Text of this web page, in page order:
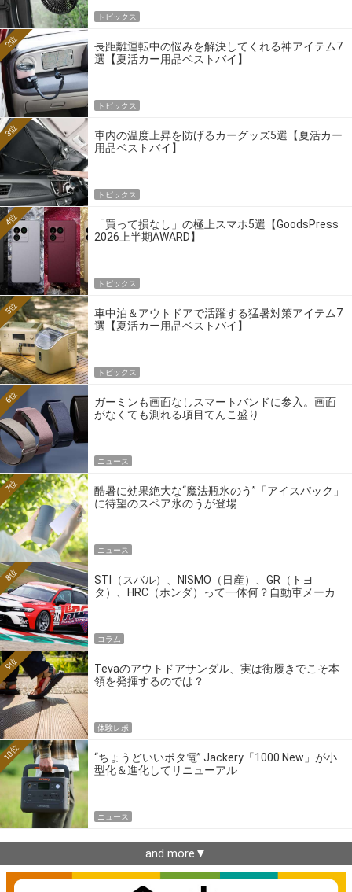
トピックス
長距離運転中の悩みを解決してくれる神アイテム7
選【夏活カー用品ベストバイ】
2位
トピックス
車内の温度上昇を防げるカーグッズ5選【夏活カー
用品ベストバイ】
3位
トピックス
「買って損なし」の極上スマホ5選【GoodsPress
2026上半期AWARD】
4位
トピックス
車中泊＆アウトドアで活躍する猛暑対策アイテム7
選【夏活カー用品ベストバイ】
5位
トピックス
ガーミンも画面なしスマートバンドに参入。画面
がなくても測れる項目てんこ盛り
6位
ニュース
酷暑に効果絶大な“魔法瓶氷のう”「アイスパック」
に待望のスペア氷のうが登場
7位
ニュース
STI（スバル）、NISMO（日産）、GR（トヨ
タ）、HRC（ホンダ）って一体何？自動車メーカ
8位
コラム
Tevaのアウトドアサンダル、実は街履きでこそ本
領を発揮するのでは？
9位
体験レポ
“ちょうどいいポタ電” Jackery「1000 New」が小
型化＆進化してリニューアル
10位
ニュース
and more▼